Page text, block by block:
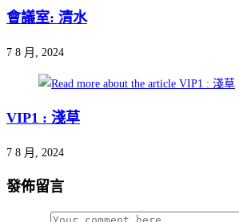
會議室: 清水
7 8 月, 2024
VIP1 : 淺草
7 8 月, 2024
發佈留言